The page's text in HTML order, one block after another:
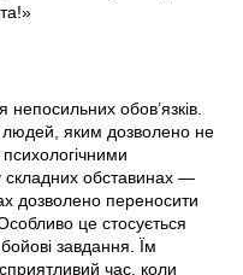
обов’язків.
людей, яким дозволено не
складних обставинах —
дозволено переносити
це стосується
завдання. Їм
час, коли